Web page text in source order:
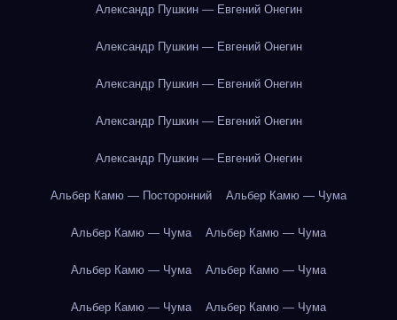
Александр Пушкин — Евгений Онегин
Александр Пушкин — Евгений Онегин
Александр Пушкин — Евгений Онегин
Александр Пушкин — Евгений Онегин
Александр Пушкин — Евгений Онегин
Альбер Камю — Посторонний Альбер Камю — Чума
Альбер Камю — Чума Альбер Камю — Чума
Альбер Камю — Чума Альбер Камю — Чума
Альбер Камю — Чума Альбер Камю — Чума